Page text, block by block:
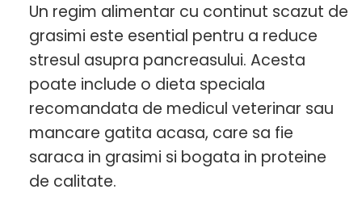
Un regim alimentar cu continut scazut de
grasimi este esential pentru a reduce
stresul asupra pancreasului. Acesta
poate include o dieta speciala
recomandata de medicul veterinar sau
mancare gatita acasa, care sa fie
saraca in grasimi si bogata in proteine
de calitate.